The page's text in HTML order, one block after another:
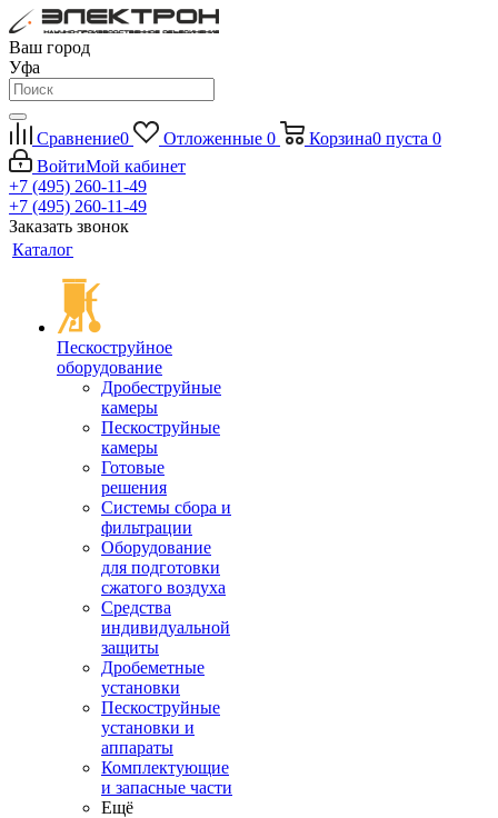
Ваш город
Уфа
Сравнение0 Отложенные 0 Корзина0 пуста 0
ВойтиМой кабинет
+7 (495) 260-11-49
+7 (495) 260-11-49
Заказать звонок
Каталог
Пескоструйное
оборудование
Дробеструйные
камеры
Пескоструйные
камеры
Готовые
решения
Системы сбора и
фильтрации
Оборудование
для подготовки
сжатого воздуха
Средства
индивидуальной
защиты
Дробеметные
установки
Пескоструйные
установки и
аппараты
Комплектующие
и запасные части
Ещё